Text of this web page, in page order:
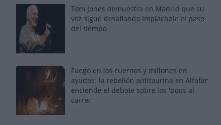
Tom Jones demuestra en Madrid que su
voz sigue desafiando implacable el paso
del tiempo
Fuego en los cuernos y millones en
ayudas: la rebelión antitaurina en Alfafar
enciende el debate sobre los 'bous al
carrer'